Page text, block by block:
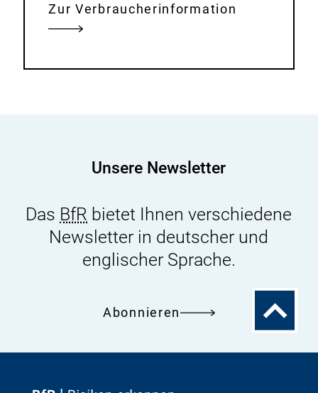
Zur Verbraucherinformation
Unsere Newsletter
Das BfR bietet Ihnen verschiedene
Newsletter in deutscher und
englischer Sprache.
Abonnieren
Zum